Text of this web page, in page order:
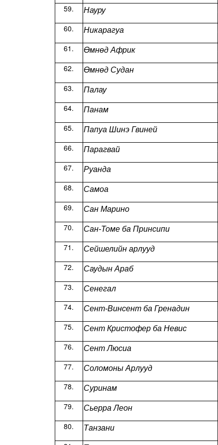
Науру
Никарагуа
Өмнөд Африк
Өмнөд Судан
Палау
Панам
Папуа Шинэ Гвиней
Парагвай
Руанда
Самоа
Сан Марино
Сан-Томе ба Принсипи
Сейшелийн арлууд
Саудын Араб
Сенегал
Сент-Винсент ба Гренадин
Сент Кристофер ба Невис
Сент Люсиа
Соломоны Арлууд
Суринам
Сьерра Леон
Танзани